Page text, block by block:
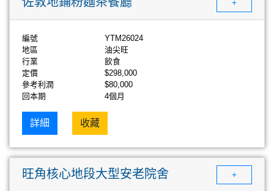
+
編號
YTM26024
地區
油尖旺
行業
飲食
定價
$298,000
參考利潤
$80,000
回本期
4個月
詳細 收藏
旺角核心地段大型安老院舍 +